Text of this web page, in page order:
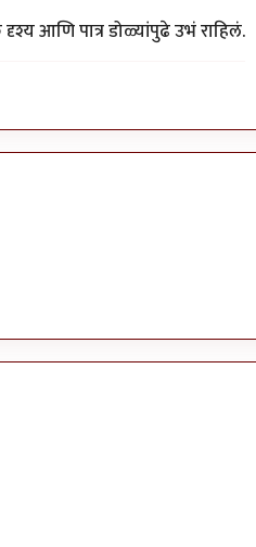
आणि पात्र डोळ्यांपुढे उभं राहिलं.